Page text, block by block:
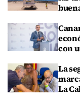
con
La
La